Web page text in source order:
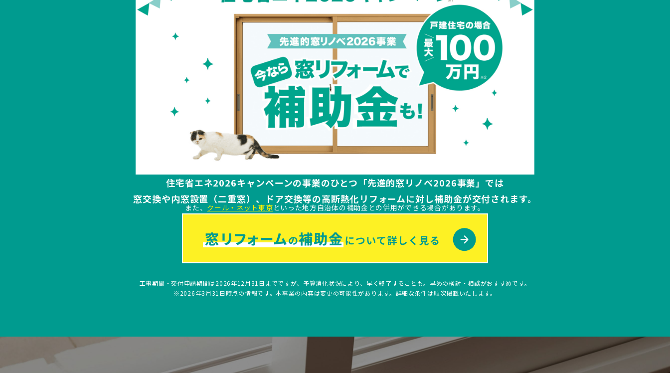
住宅省エネ2026キャンペーンの事業のひとつ「先進的窓リノベ2026事業」では
窓交換や内窓設置（二重窓）、ドア交換等の高断熱化リフォームに対し補助金が交付されます。
また、 クール・ネット東京といった地方自治体の補助金との併用ができる場合があります。
工事期間・交付申請期間は2026年12月31日までですが、予算消化状況により、早く終了することも。早めの検討・相談がおすすめです。
※2026年3月31日時点の情報です。本事業の内容は変更の可能性があります。詳細な条件は順次掲載いたします。